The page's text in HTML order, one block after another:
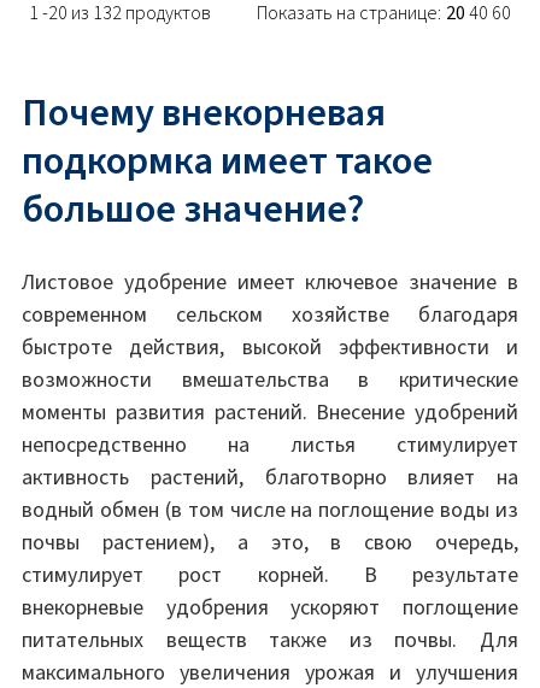
1 -20 из 132 продуктов Показать на странице: 2040 60
Почему внекорневая
подкормка имеет такое
большое значение?
Листовое удобрение имеет ключевое значение в
современном сельском хозяйстве благодаря
быстроте действия, высокой эффективности и
возможности вмешательства в критические
моменты развития растений. Внесение удобрений
непосредственно на листья стимулирует
активность растений, благотворно влияет на
водный обмен (в том числе на поглощение воды из
почвы растением), а это, в свою очередь,
стимулирует рост корней. В результате
внекорневые удобрения ускоряют поглощение
питательных веществ также из почвы. Для
максимального увеличения урожая и улучшения